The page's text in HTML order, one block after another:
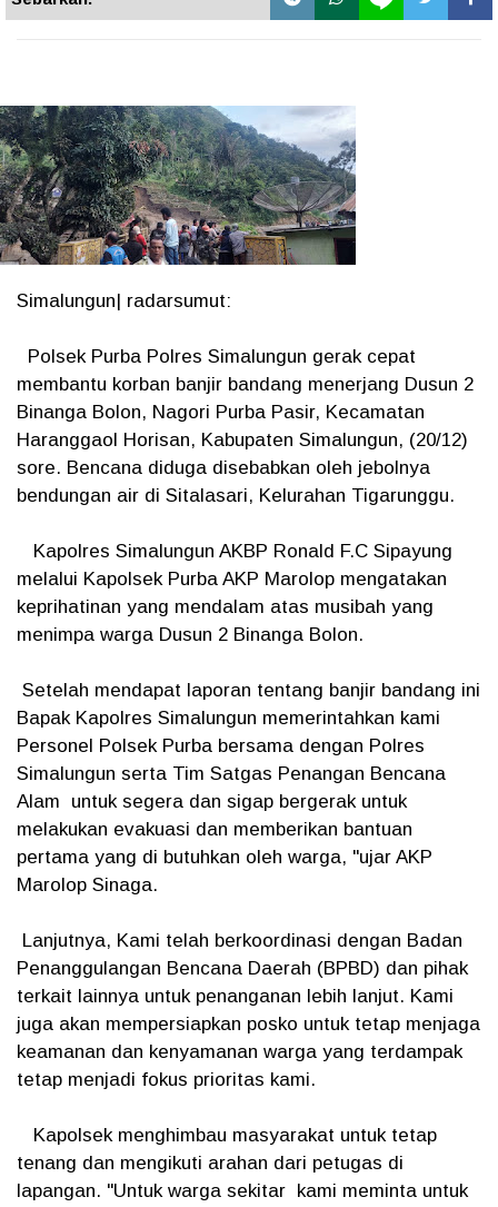
Simalungun| radarsumut:
Polsek Purba Polres Simalungun gerak cepat
membantu korban banjir bandang menerjang Dusun 2
Binanga Bolon, Nagori Purba Pasir, Kecamatan
Haranggaol Horisan, Kabupaten Simalungun, (20/12)
sore. Bencana diduga disebabkan oleh jebolnya
bendungan air di Sitalasari, Kelurahan Tigarunggu.
Kapolres Simalungun AKBP Ronald F.C Sipayung
melalui Kapolsek Purba AKP Marolop mengatakan
keprihatinan yang mendalam atas musibah yang
menimpa warga Dusun 2 Binanga Bolon.
Setelah mendapat laporan tentang banjir bandang ini
Bapak Kapolres Simalungun memerintahkan kami
Personel Polsek Purba bersama dengan Polres
Simalungun serta Tim Satgas Penangan Bencana
Alam untuk segera dan sigap bergerak untuk
melakukan evakuasi dan memberikan bantuan
pertama yang di butuhkan oleh warga, "ujar AKP
Marolop Sinaga.
Lanjutnya, Kami telah berkoordinasi dengan Badan
Penanggulangan Bencana Daerah (BPBD) dan pihak
terkait lainnya untuk penanganan lebih lanjut. Kami
juga akan mempersiapkan posko untuk tetap menjaga
keamanan dan kenyamanan warga yang terdampak
tetap menjadi fokus prioritas kami.
Kapolsek menghimbau masyarakat untuk tetap
tenang dan mengikuti arahan dari petugas di
lapangan. "Untuk warga sekitar kami meminta untuk